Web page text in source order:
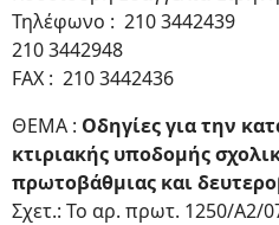
Τηλέφωνο : 210 3442439
210 3442948
FAX : 210 3442436
ΘΕΜΑ : Οδηγίες για την
κτιριακής υποδομής
πρωτοβάθμιας και
Σχετ.: Το αρ. πρωτ. 1250/Α2/